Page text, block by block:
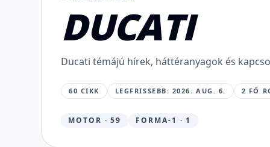
DUCATI
Ducati témájú hírek, háttéranyagok és
60 CIKK LEGFRISSEBB: 2026. AUG. 6. 2 FŐ
MOTOR · 59 FORMA-1 · 1
Márquez
a
sérülése
MAJER